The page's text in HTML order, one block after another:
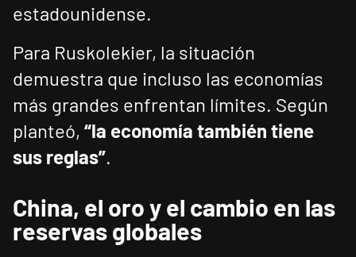
estadounidense.
Para Ruskolekier, la situación
demuestra que incluso las economías
más grandes enfrentan límites. Según
planteó, “la economía también tiene
sus reglas”.
China, el oro y el cambio en las
reservas globales